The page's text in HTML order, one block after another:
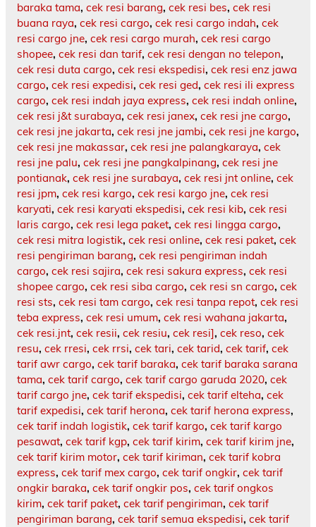
baraka tama, cek resi barang, cek resi bes, cek resi
buana raya, cek resi cargo, cek resi cargo indah, cek
resi cargo jne, cek resi cargo murah, cek resi cargo
shopee, cek resi dan tarif, cek resi dengan no telepon,
cek resi duta cargo, cek resi ekspedisi, cek resi enz jawa
cargo, cek resi expedisi, cek resi ged, cek resi ili express
cargo, cek resi indah jaya express, cek resi indah online,
cek resi j&t surabaya, cek resi janex, cek resi jne cargo,
cek resi jne jakarta, cek resi jne jambi, cek resi jne kargo,
cek resi jne makassar, cek resi jne palangkaraya, cek
resi jne palu, cek resi jne pangkalpinang, cek resi jne
pontianak, cek resi jne surabaya, cek resi jnt online, cek
resi jpm, cek resi kargo, cek resi kargo jne, cek resi
karyati, cek resi karyati ekspedisi, cek resi kib, cek resi
laris cargo, cek resi lega paket, cek resi lingga cargo,
cek resi mitra logistik, cek resi online, cek resi paket, cek
resi pengiriman barang, cek resi pengiriman indah
cargo, cek resi sajira, cek resi sakura express, cek resi
shopee cargo, cek resi siba cargo, cek resi sn cargo, cek
resi sts, cek resi tam cargo, cek resi tanpa repot, cek resi
teba express, cek resi umum, cek resi wahana jakarta,
cek resi.jnt, cek resii, cek resiu, cek resi], cek reso, cek
resu, cek rresi, cek rrsi, cek tari, cek tarid, cek tarif, cek
tarif awr cargo, cek tarif baraka, cek tarif baraka sarana
tama, cek tarif cargo, cek tarif cargo garuda 2020, cek
tarif cargo jne, cek tarif ekspedisi, cek tarif elteha, cek
tarif expedisi, cek tarif herona, cek tarif herona express,
cek tarif indah logistik, cek tarif kargo, cek tarif kargo
pesawat, cek tarif kgp, cek tarif kirim, cek tarif kirim jne,
cek tarif kirim motor, cek tarif kiriman, cek tarif kobra
express, cek tarif mex cargo, cek tarif ongkir, cek tarif
ongkir baraka, cek tarif ongkir pos, cek tarif ongkos
kirim, cek tarif paket, cek tarif pengiriman, cek tarif
pengiriman barang, cek tarif semua ekspedisi, cek tarif